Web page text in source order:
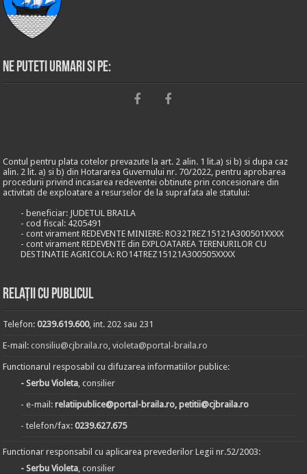
Ne puteti urmari si pe:
Contul pentru plata cotelor prevazute la art. 2 alin. 1 lit.a) si b) si dupa caz
alin. 2 lit. a) si b) din Hotararea Guvernului nr. 70/2022, pentru aprobarea
procedurii privind incasarea redeventei obtinute prin concesionare din
activitati de exploatare a resurselor de la suprafata ale statului:
- beneficiar: JUDETUL BRAILA
- cod fiscal: 4205491
- cont virament REDEVENTE MINIERE: RO32TREZ15121A300501XXXX
- cont virament REDEVENTE din EXPLOATAREA TERENURILOR CU
DESTINATIE AGRICOLA: RO14TREZ15121A300505XXXX
Relații cu publicul
Telefon:0239.619.600, int. 202 sau 231
E-mail:consiliu@cjbraila.ro,violeta@portal-braila.ro
Functionarul resposabil cu difuzarea informatiilor publice:
- Serbu Violeta, consilier
- e-mail:relatiipublice@portal-braila.ro, petitii@cjbraila.ro
- telefon/fax:0239.627.675
Functionar responsabil cu aplicarea prevederilor Legii nr.52/2003:
- Serbu Violeta, consilier